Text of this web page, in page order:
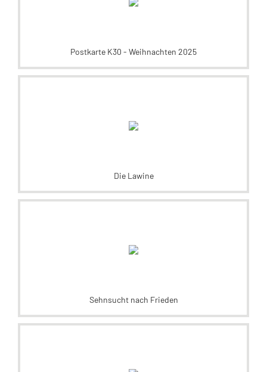
Postkarte K30 - Weihnachten 2025
Die Lawine
Sehnsucht nach Frieden